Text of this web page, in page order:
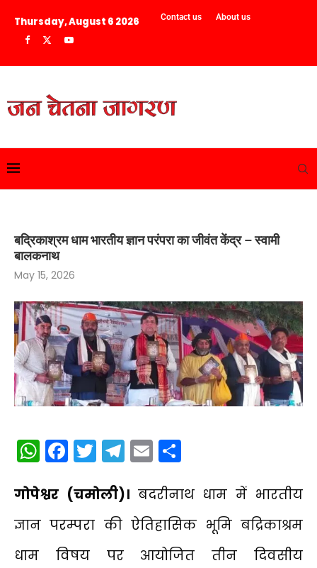
Thursday, August 6 2026 Contact us About us
बद्रिकाश्रम धाम भारतीय ज्ञान परंपरा का जीवंत केंद्र – स्वामी
बालकनाथ
May 15, 2026
WhatsApp
Facebook
Twitter
Telegram
Email
गोपेश्वर (चमोली)।बदरीनाथ धाम में भारतीय
ज्ञान परम्परा की ऐतिहासिक भूमि बद्रिकाश्रम
धाम विषय पर आयोजित तीन दिवसीय